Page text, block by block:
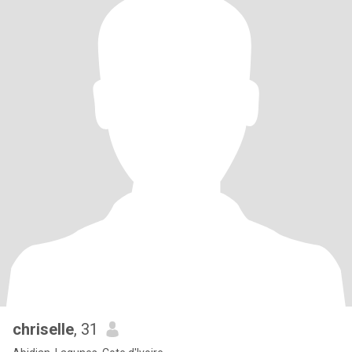
chriselle, 31